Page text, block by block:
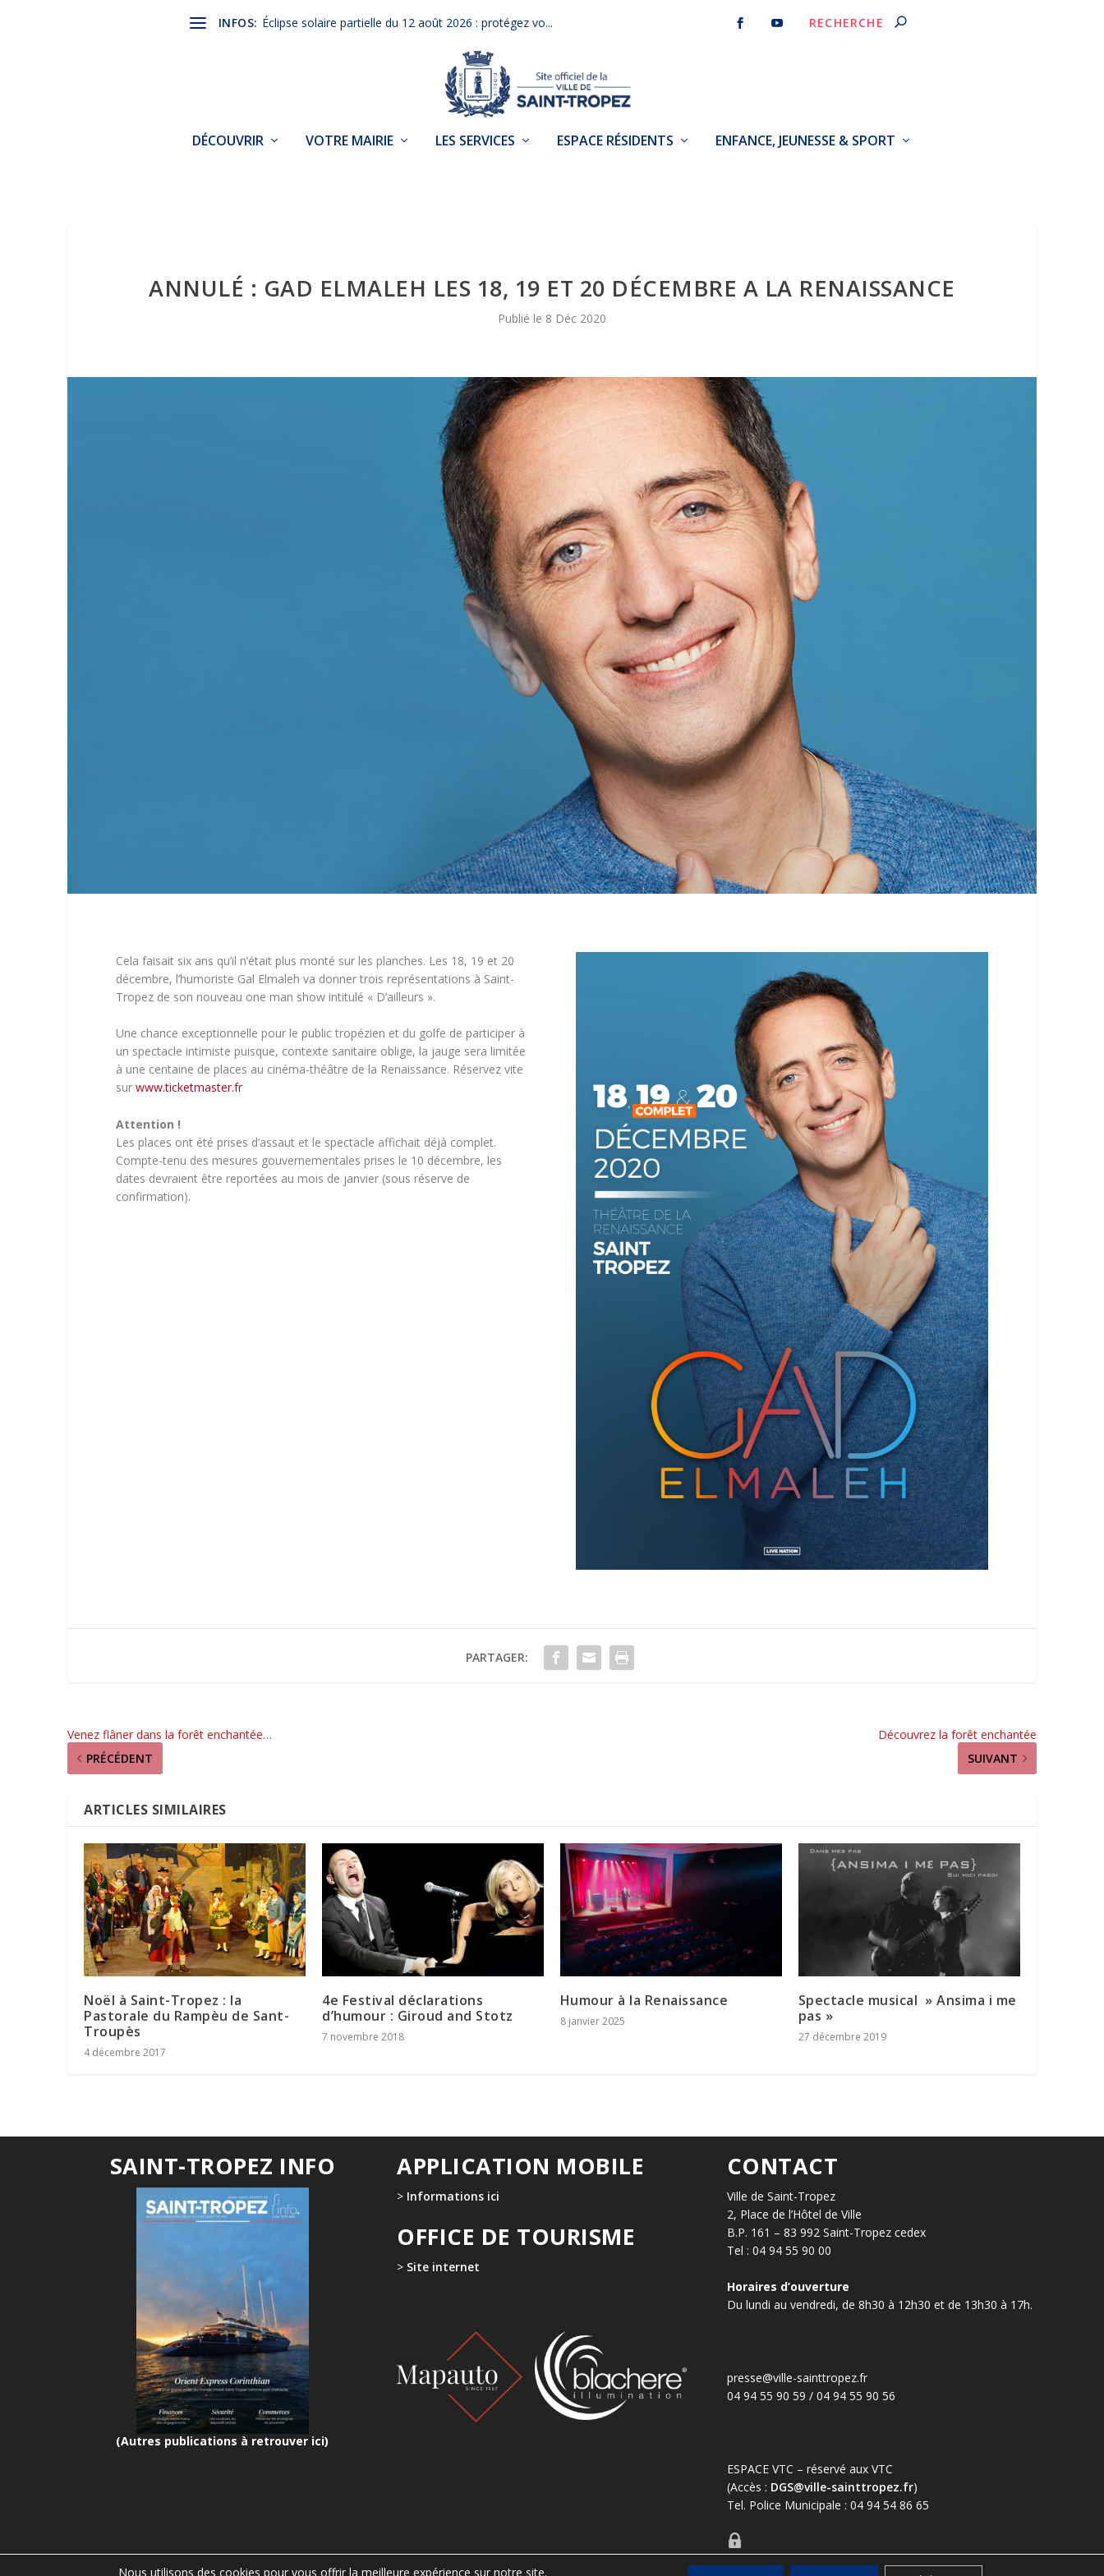
INFOS: Éclipse solaire partielle du 12 août 2026 : protégez vo...
DÉCOUVRIR VOTRE MAIRIE LES SERVICES ESPACE RÉSIDENTS ENFANCE, JEUNESSE & SPORT
ANNULÉ : GAD ELMALEH LES 18, 19 ET 20 DÉCEMBRE A LA RENAISSANCE
8 Déc 2020
Cela faisait six ans qu’il n’était plus monté sur les planches. Les 18, 19 et 20
décembre, l’humoriste Gal Elmaleh va donner trois représentations à Saint-
Tropez de son nouveau one man show intitulé « D’ailleurs ».
Une chance exceptionnelle pour le public tropézien et du golfe de participer à
un spectacle intimiste puisque, contexte sanitaire oblige, la jauge sera limitée
à une centaine de places au cinéma-théâtre de la Renaissance. Réservez vite
surwww.ticketmaster.fr
Attention !
Les places ont été prises d’assaut et le spectacle affichait déjà complet.
Compte-tenu des mesures gouvernementales prises le 10 décembre, les
dates devraient être reportées au mois de janvier (sous réserve de
confirmation).
PARTAGER:
Venez flâner dans la forêt enchantée…
PRÉCÉDENT
Découvrez la forêt enchantée
SUIVANT
ARTICLES SIMILAIRES
Noël à Saint-Tropez : la
Pastorale du Rampèu de Sant-
Troupès
4 décembre 2017
4e Festival déclarations
d’humour : Giroud and Stotz
7 novembre 2018
Humour à la Renaissance
8 janvier 2025
Spectacle musical » Ansima i me
pas »
27 décembre 2019
SAINT-TROPEZ INFO
(Autres publications à retrouver ici)
APPLICATION MOBILE
> Informations ici
OFFICE DE TOURISME
> Site internet
CONTACT
Ville de Saint-Tropez
2, Place de l’Hôtel de Ville
B.P. 161 – 83 992 Saint-Tropez cedex
Tel : 04 94 55 90 00
Horaires d’ouverture
Du lundi au vendredi, de 8h30 à 12h30 et de 13h30 à 17h.
presse@ville-sainttropez.fr
04 94 55 90 59 / 04 94 55 90 56
ESPACE VTC – réservé aux VTC
(Accès : DGS@ville-sainttropez.fr)
Tel. Police Municipale : 04 94 54 86 65
Nous utilisons des cookies pour vous offrir la meilleure expérience sur notre site.